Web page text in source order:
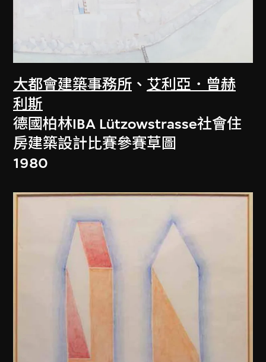
大都會建築事務所 、 艾利亞．曾赫
利斯
德國柏林IBA Lützowstrasse社會住
房建築設計比賽參賽草圖
1980